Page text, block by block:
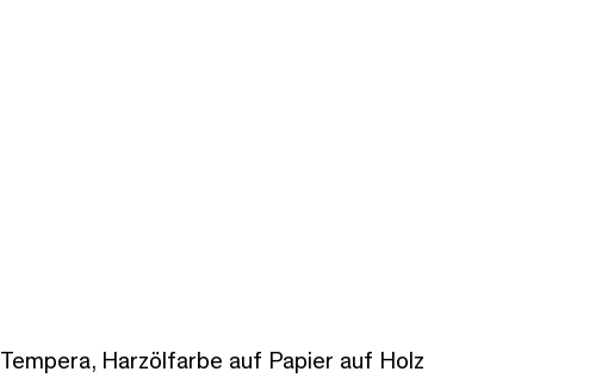
Tempera, Harzölfarbe auf Papier auf Holz